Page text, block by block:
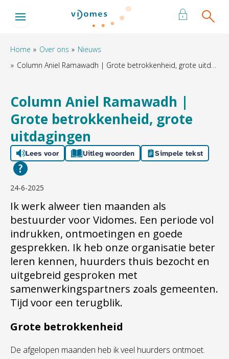
Naar de homepage
Ga naar Hoofd
Home Over ons
Nieuws
Column Aniel Ramawadh | Grote betrokkenheid, grote uitdagingen
Column Aniel Ramawadh |
Grote betrokkenheid, grote
uitdagingen
Lees voor Uitleg woorden Simpele tekst
24-6-2025
Ik werk alweer tien maanden als
bestuurder voorVidomes. Een periode vol
indrukken, ontmoetingen en goede
gesprekken. Ik heb onze organisatie beter
leren kennen, huurders thuis bezocht en
uitgebreid gesproken met
samenwerkingspartners zoals gemeenten.
Tijd voor een terugblik.
Grote betrokkenheid
De afgelopen maanden heb ik veel huurders ontmoet.